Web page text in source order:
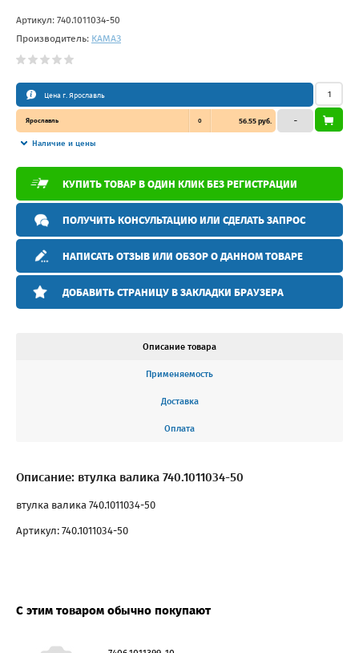
Артикул: 740.1011034-50
Производитель: КАМАЗ
Цена г. Ярославль
Ярославль 0 56.55 руб.
Наличие и цены
–
КУПИТЬ ТОВАР В ОДИН КЛИК БЕЗ РЕГИСТРАЦИИ
ПОЛУЧИТЬ КОНСУЛЬТАЦИЮ ИЛИ СДЕЛАТЬ ЗАПРОС
НАПИСАТЬ ОТЗЫВ ИЛИ ОБЗОР О ДАННОМ ТОВАРЕ
ДОБАВИТЬ СТРАНИЦУ В ЗАКЛАДКИ БРАУЗЕРА
Описание товара
Применяемость
Доставка
Оплата
Описание: втулка валика 740.1011034-50
втулка валика 740.1011034-50
Артикул: 740.1011034-50
С этим товаром обычно покупают